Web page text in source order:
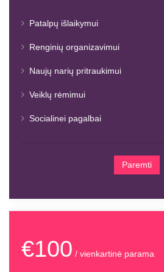
Patalpų išlaikymui
Renginių organizavimui
Naujų narių pritraukimui
Veiklų rėmimui
Socialinei pagalbai
Paremti
€100 / vienkartinė parama